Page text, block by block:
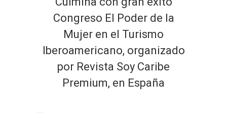
Congreso El Poder de la
Mujer en el Turismo
Iberoamericano, organizado
por Revista Soy Caribe
Premium, en España